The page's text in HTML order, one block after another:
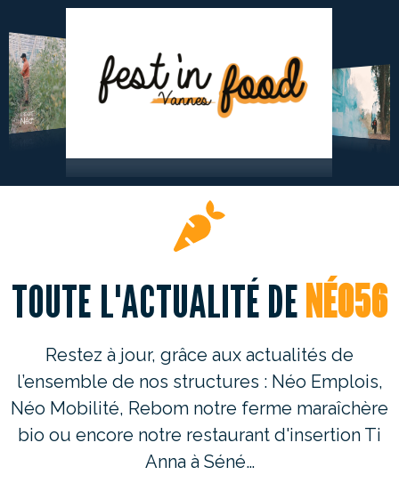
TOUTE L'ACTUALITÉ DENÉO56
Restez à jour, grâce aux actualités de
l’ensemble de nos structures : Néo Emplois,
Néo Mobilité, Rebom notre ferme maraîchère
bio ou encore notre restaurant d'insertion Ti
Anna à Séné…